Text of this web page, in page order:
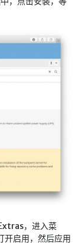
，进入菜
启用，然后应用